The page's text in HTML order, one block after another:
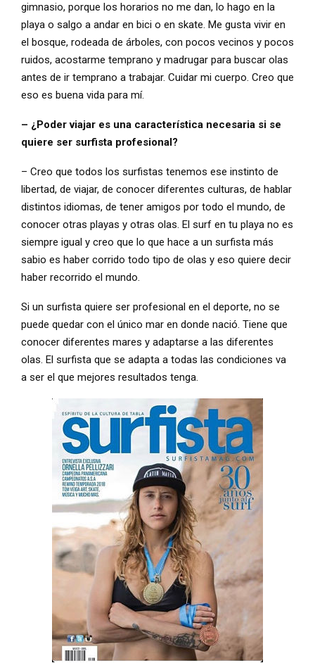
gimnasio, porque los horarios no me dan, lo hago en la
playa o salgo a andar en bici o en skate. Me gusta vivir en
el bosque, rodeada de árboles, con pocos vecinos y pocos
ruidos, acostarme temprano y madrugar para buscar olas
antes de ir temprano a trabajar. Cuidar mi cuerpo. Creo que
eso es buena vida para mí.
– ¿Poder viajar es una característica necesaria si se
quiere ser surfista profesional?
– Creo que todos los surfistas tenemos ese instinto de
libertad, de viajar, de conocer diferentes culturas, de hablar
distintos idiomas, de tener amigos por todo el mundo, de
conocer otras playas y otras olas. El surf en tu playa no es
siempre igual y creo que lo que hace a un surfista más
sabio es haber corrido todo tipo de olas y eso quiere decir
haber recorrido el mundo.
Si un surfista quiere ser profesional en el deporte, no se
puede quedar con el único mar en donde nació. Tiene que
conocer diferentes mares y adaptarse a las diferentes
olas. El surfista que se adapta a todas las condiciones va
a ser el que mejores resultados tenga.